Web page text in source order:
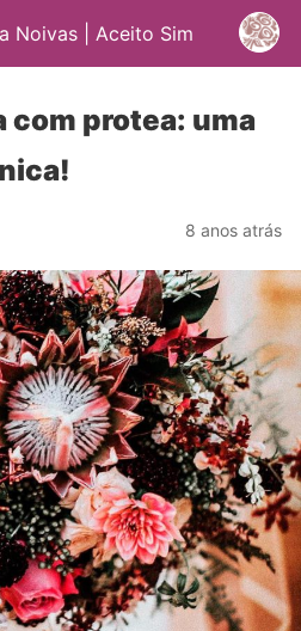
Noivas | Aceito Sim
com protea: uma
8 anos atrás